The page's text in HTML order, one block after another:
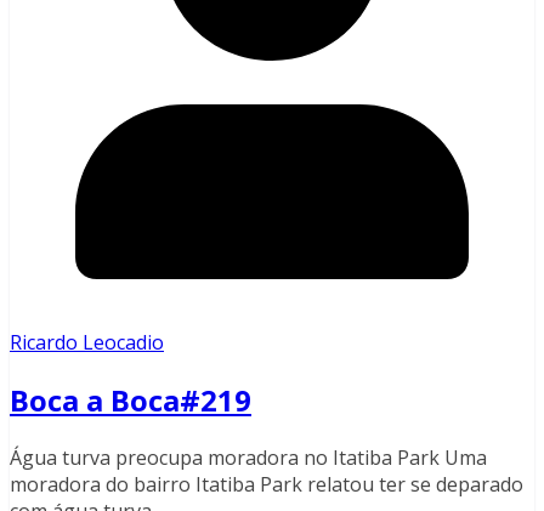
Ricardo Leocadio
Boca a Boca#219
Água turva preocupa moradora no Itatiba Park Uma
moradora do bairro Itatiba Park relatou ter se deparado